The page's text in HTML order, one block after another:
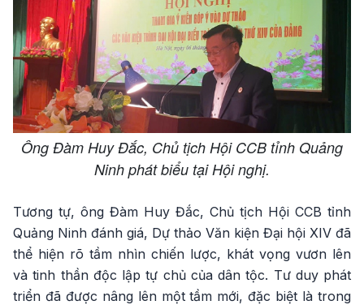
Ông Đàm Huy Đắc, Chủ tịch Hội CCB tỉnh Quảng
Ninh phát biểu tại Hội nghị.
Tương tự, ông Đàm Huy Đắc, Chủ tịch Hội CCB tỉnh
Quảng Ninh đánh giá, Dự thảo Văn kiện Đại hội XIV đã
thể hiện rõ tầm nhìn chiến lược, khát vọng vươn lên
và tinh thần độc lập tự chủ của dân tộc. Tư duy phát
triển đã được nâng lên một tầm mới, đặc biệt là trong